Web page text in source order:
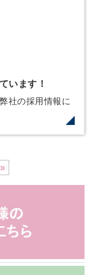
います！
社の採用情報に